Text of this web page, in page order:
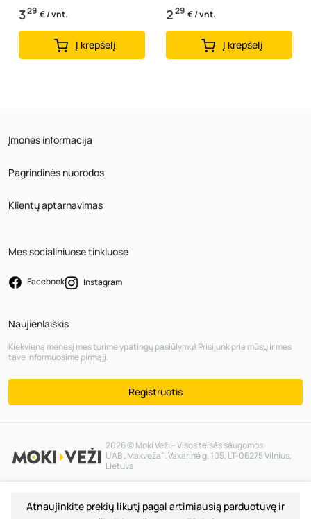
Atnaujinkite prekių likutį pagal artimiausią parduotuvę ir
329 € / vnt.
Į krepšelį
229 € / vnt.
Į krepšelį
Įmonės informacija
Pagrindinės nuorodos
Klientų aptarnavimas
Mes socialiniuose tinkluose
Facebook Instagram
Naujienlaiškis
Kiekvieną mėnesį mes turime ypatingų pasiūlymų! Prisijunk prie mūsų ir mes
tave informuosime pirmąjį.
Registruotis
2026 © Moki Veži – Visos teisės saugomos.
UAB „Makveža“. Vakarinė g. 105, LT-06275 Vilnius,
Lietuva